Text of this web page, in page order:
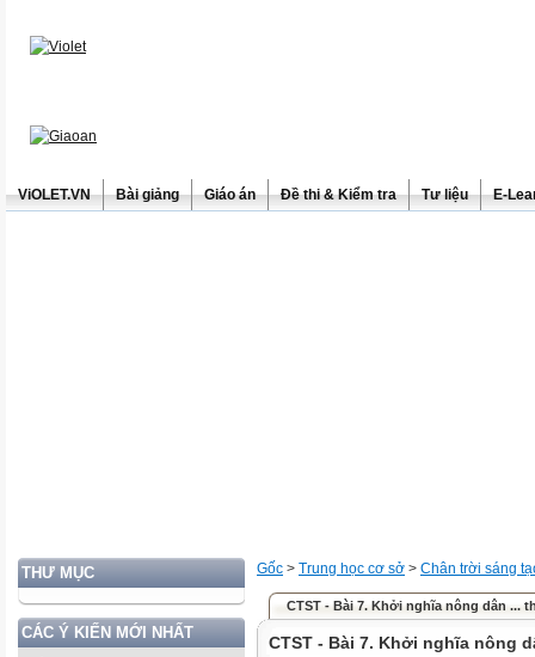
ViOLET.VN Bài giảng Giáo án Đề thi & Kiểm tra Tư liệu E-
THƯ MỤC
CÁC Ý KIẾN MỚI NHẤT
Gốc > Trung học cơ sở > Chân trời sáng
CTST - Bài 7. Khởi nghĩa nông dân ...
CTST - Bài 7. Khởi nghĩa nông